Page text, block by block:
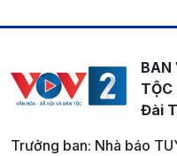
BAN
TỘC
Đài
Trưởng ban: Nhà báo